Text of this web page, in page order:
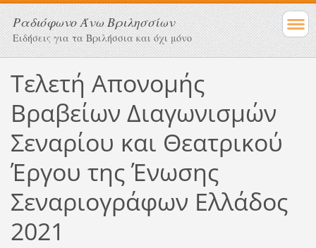
Ραδιόφωνο Άνω Βριλησσίων
Ειδήσεις για τα Βριλήσσια και όχι μόνο
Τελετή Απονομής
Βραβείων Διαγωνισμών
Σεναρίου και Θεατρικού
Έργου της Ένωσης
Σεναριογράφων Ελλάδος
2021